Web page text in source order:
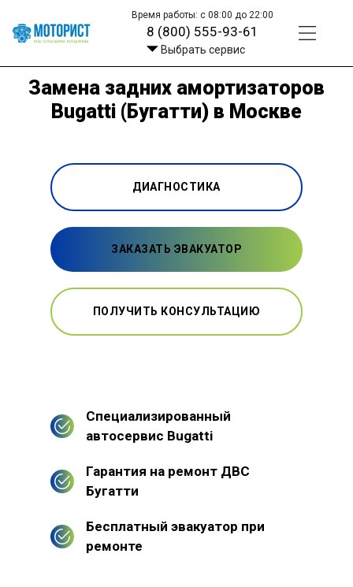
Время работы: с 08:00 до 22:00
8 (800) 555-93-61
Выбрать сервис
Замена задних амортизаторов
Bugatti (Бугатти) в Москве
ДИАГНОСТИКА
ЗАКАЗАТЬ ЭВАКУАТОР
ПОЛУЧИТЬ КОНСУЛЬТАЦИЮ
Специализированный
автосервис Bugatti
Гарантия на ремонт ДВС
Бугатти
Бесплатный эвакуатор при
ремонте